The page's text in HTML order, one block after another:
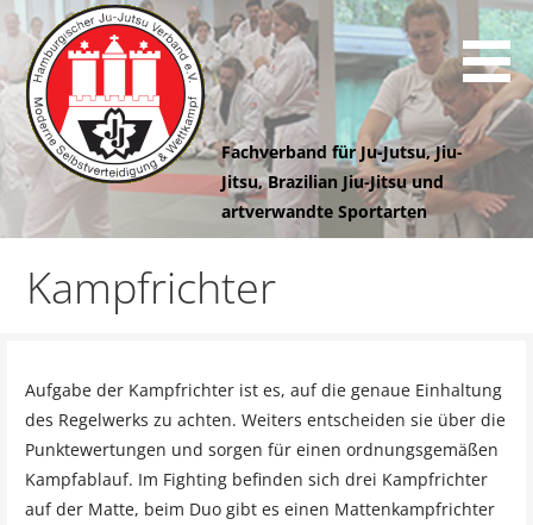
m
h
Hamburgischer
Ju-Jutsu
Verband e.V.
Fachverband für Ju-Jutsu, Jiu-
Jitsu, Brazilian Jiu-Jitsu und
artverwandte Sportarten
Kampfrichter
Aufgabe der Kampfrichter ist es, auf die genaue Einhaltung
des Regelwerks zu achten. Weiters entscheiden sie über die
Punktewertungen und sorgen für einen ordnungsgemäßen
Kampfablauf. Im Fighting befinden sich drei Kampfrichter
auf der Matte, beim Duo gibt es einen Mattenkampfrichter